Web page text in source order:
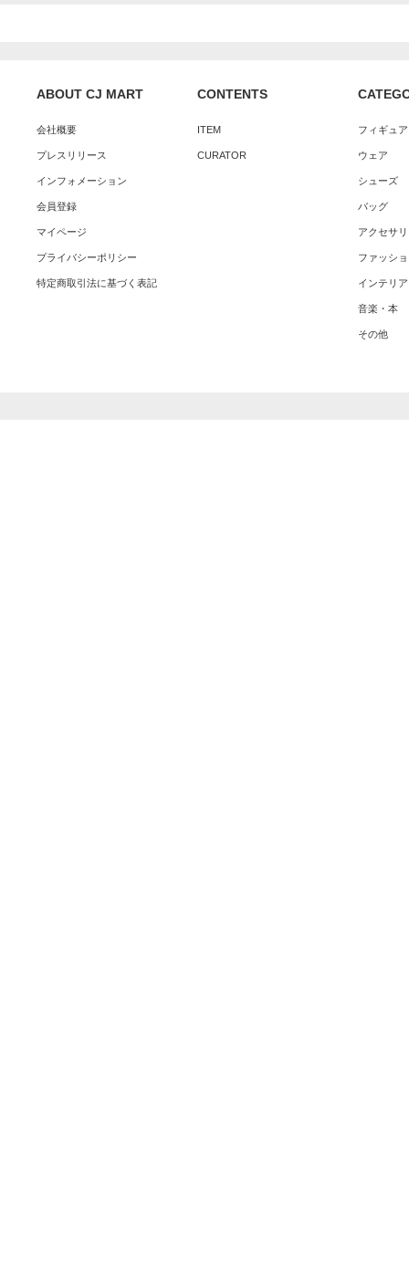
ABOUT CJ MART
会社概要
プレスリリース
インフォメーション
会員登録
マイページ
プライバシーポリシー
特定商取引法に基づく表記
CONTENTS
ITEM
CURATOR
フィギュ
ウェア
シューズ
バッグ
アクセサ
ファッシ
インテリア
音楽・本
その他